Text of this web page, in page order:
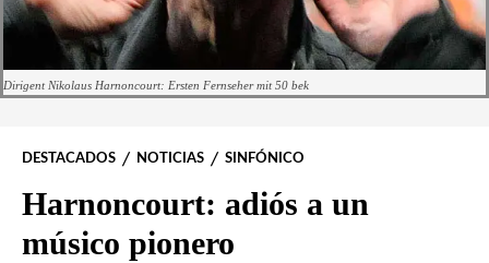
Dirigent Nikolaus Harnoncourt: Ersten Fernseher mit 50 bek
DESTACADOS NOTICIAS SINFÓNICO
Harnoncourt: adiós a un
músico pionero